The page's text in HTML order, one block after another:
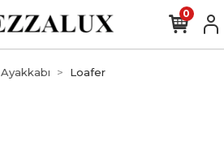
0
Ayakkabı Loafer